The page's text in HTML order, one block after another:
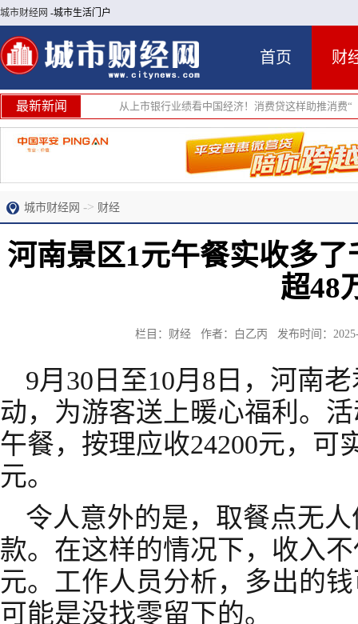
城市财经网 -城市生活门户
首页 财
最新新闻 从上市银行业绩看中国经济！消费贷这样助推消费“
城市财经网 -> 财经
河南景区1元午餐实收多
超48
栏目：财经 作者：白乙丙 发布时间：
9月30日至10月8日，河南
动，为游客送上暖心福利。
午餐，按理应收24200元，可
元。
令人意外的是，取餐点无
款。在这样的情况下，收入
元。工作人员分析，多出的
可能是没找零留下的。